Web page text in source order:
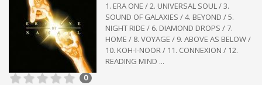
1. ERA ONE / 2. UNIVERSAL SOUL / 3.
SOUND OF GALAXIES / 4. BEYOND / 5.
NIGHT RIDE / 6. DIAMOND DROPS / 7.
HOME / 8. VOYAGE / 9. ABOVE AS BELOW /
10. KOH-I-NOOR / 11. CONNEXION / 12.
READING MIND ...
0